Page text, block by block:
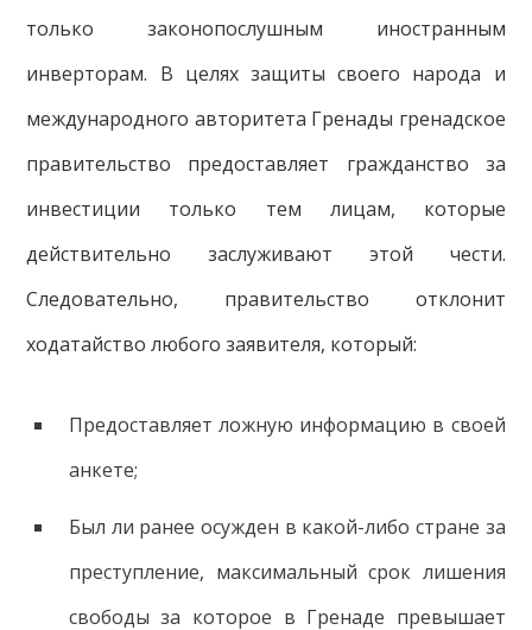
только законопослушным иностранным
инверторам. В целях защиты своего народа и
международного авторитета Гренады гренадское
правительство предоставляет гражданство за
инвестиции только тем лицам, которые
действительно заслуживают этой чести.
Следовательно, правительство отклонит
ходатайство любого заявителя, который:
Предоставляет ложную информацию в своей
анкете;
Был ли ранее осужден в какой-либо стране за
преступление, максимальный срок лишения
свободы за которое в Гренаде превышает